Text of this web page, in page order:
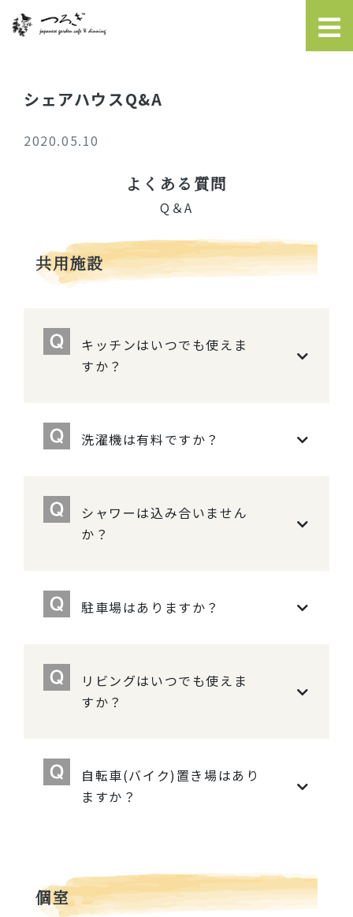
シェアハウスQ&A
2020.05.10
よくある質問
Q＆A
共用施設
キッチンはいつでも使えま
すか？
洗濯機は有料ですか？
シャワーは込み合いません
か？
駐車場はありますか？
リビングはいつでも使えま
すか？
自転車(バイク)置き場はあり
ますか？
個室